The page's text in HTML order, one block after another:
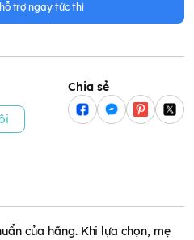
trợ ngay tức thì
Chia sẻ
của hãng. Khi lựa chọn, mẹ